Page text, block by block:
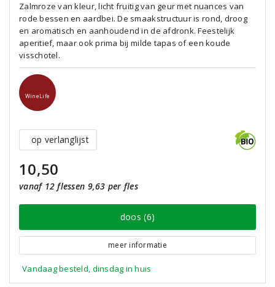
Zalmroze van kleur, licht fruitig van geur met nuances van
rode bessen en aardbei. De smaakstructuur is rond, droog
en aromatisch en aanhoudend in de afdronk. Feestelijk
aperitief, maar ook prima bij milde tapas of een koude
visschotel.
WineLife
op verlanglijst
10,50
vanaf 12 flessen 9,63 per fles
doos (6)
meer informatie
Vandaag besteld, dinsdag in huis